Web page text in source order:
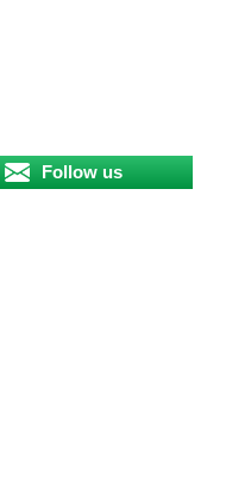
Follow us